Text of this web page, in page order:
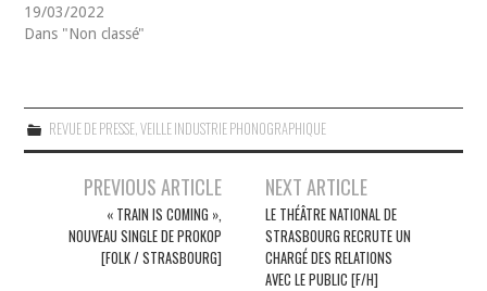
19/03/2022
Dans "Non classé"
REVUE DE PRESSE,VEILLE INDUSTRIE PHONOGRAPHIQUE
Navigation
articles
PREVIOUS ARTICLE
« TRAIN IS COMING »,
NOUVEAU SINGLE DE PROKOP
[FOLK / STRASBOURG]
NEXT ARTICLE
LE THÉÂTRE NATIONAL DE
STRASBOURG RECRUTE UN
CHARGÉ DES RELATIONS
AVEC LE PUBLIC [F/H]